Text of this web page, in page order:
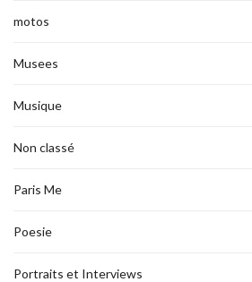
motos
Musees
Musique
Non classé
Paris Me
Poesie
Portraits et Interviews